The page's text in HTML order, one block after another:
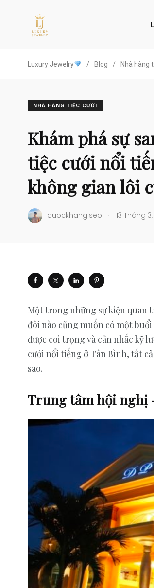
Luxury Jewelry / Blog / Nhà hàng
NHÀ HÀNG TIỆC CƯỚI
Khám phá sự
tiệc cưới nổi
không gian lôi
quockhang.seo . 13 Tháng
Một trong những sự kiện quan
đôi nào cũng muốn có một
được coi trọng và cân nhắc kỹ
cưới nổi tiếng ở Tân Bình, tất
sao.
Trung tâm hội nghị
68
Cưới hỏi Việt Nam